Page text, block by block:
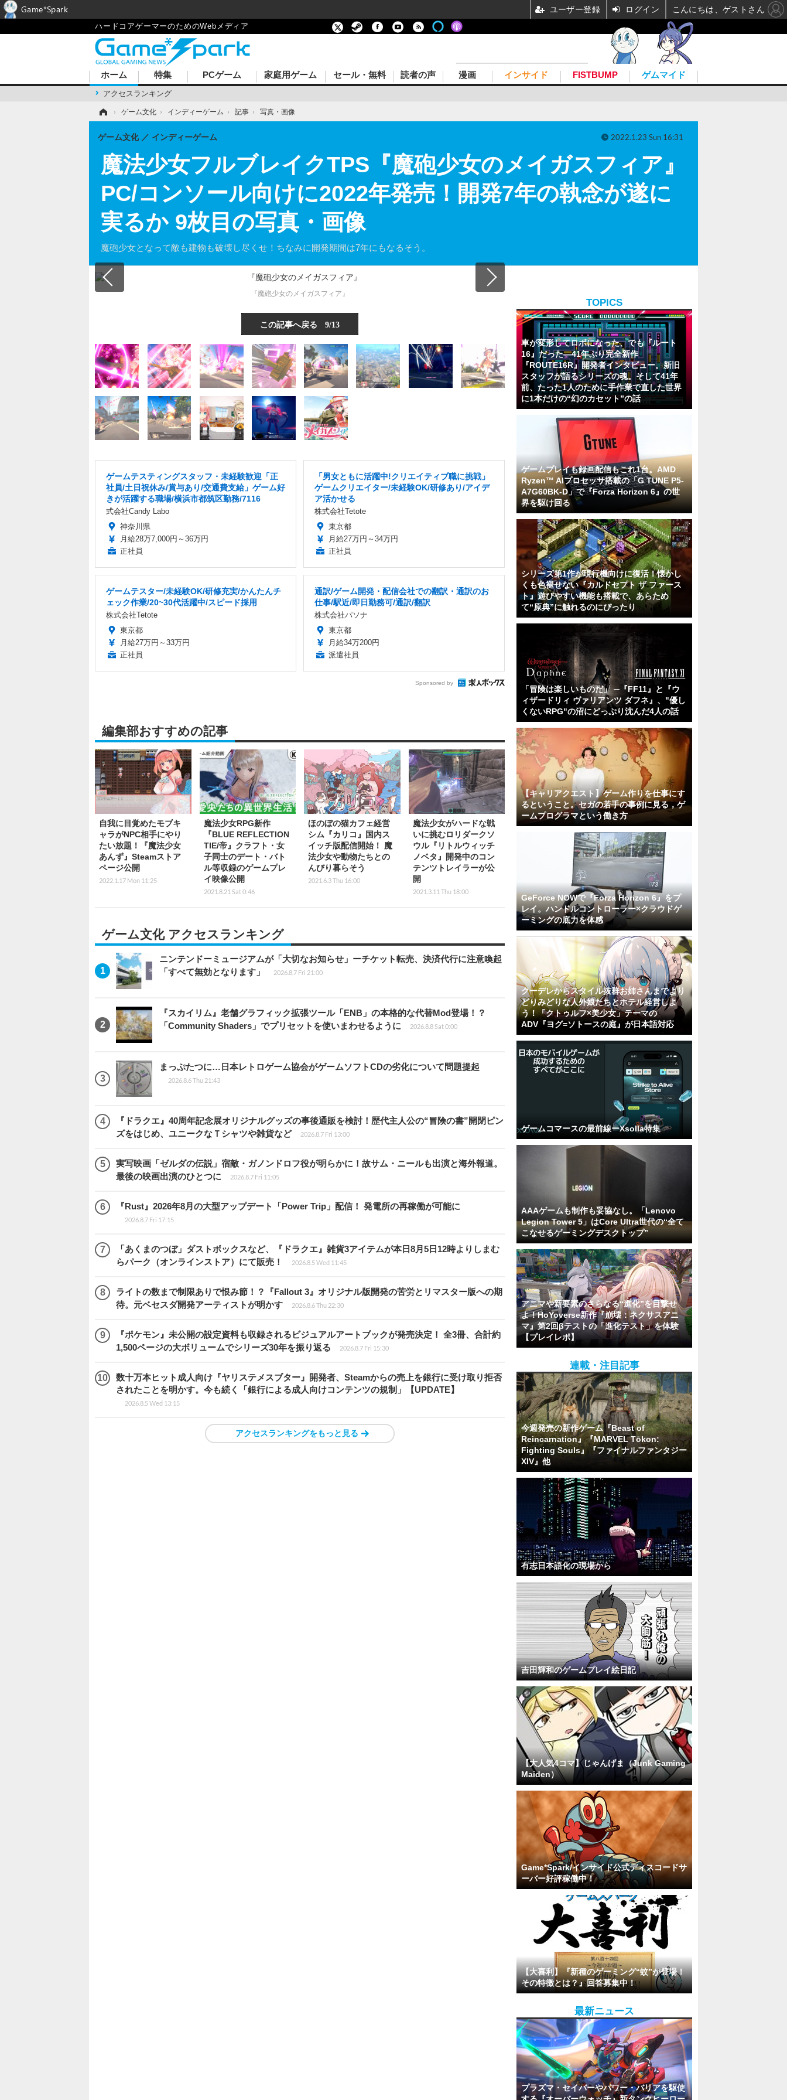
ハードコアゲーマーのためのWebメディア
ホーム
アクセスランキング
特集 PCゲーム 家庭用ゲーム セール・無料 読者の声 漫画 インサイド FISTBUMP ゲムマイド
› ゲーム文化 › インディーゲーム › 記事 › 写真・画像
魔法少女フルブレイクTPS『魔砲少女のメイガスフィア』
PC/コンソール向けに2022年発売！開発7年の執念が遂に
実るか 9枚目の写真・画像
魔砲少女となって敵も建物も破壊し尽くせ！ちなみに開発期間は7年にもなるそう。
ゲーム文化 インディーゲーム 2022.1.23 Sun 16:31
『魔砲少女のメイガスフィア』
この記事へ戻る 9/13
ゲームテスティングスタッフ・未経験歓迎「正
社員/土日祝休み/賞与あり/交通費支給」ゲーム好
きが活躍する職場/横浜市都筑区勤務/7116
式会社Candy Labo
神奈川県
月給28万7,000円～36万円
正社員
「男女ともに活躍中!クリエイティブ職に挑戦」
ゲームクリエイター/未経験OK/研修あり/アイデ
ア活かせる
株式会社Tetote
東京都
月給27万円～34万円
正社員
ゲームテスター/未経験OK/研修充実/かんたんチ
ェック作業/20~30代活躍中/スピード採用
株式会社Tetote
東京都
月給27万円～33万円
正社員
通訳/ゲーム開発・配信会社での翻訳・通訳のお
仕事/駅近/即日勤務可/通訳/翻訳
株式会社パソナ
東京都
月給34万200円
派遣社員
Sponsored by
編集部おすすめの記事
自我に目覚めたモブキ
ャラがNPC相手にやり
たい放題！『魔法少女
あんず』Steamストア
ページ公開
2022.1.17 Mon 11:25
魔法少女RPG新作
『BLUE REFLECTION
TIE/帝』クラフト・女
子同士のデート・バト
ル等収録のゲームプレ
イ映像公開
2021.8.21 Sat 0:46
ほのぼの猫カフェ経営
シム『カリコ』国内ス
イッチ版配信開始！ 魔
法少女や動物たちとの
んびり暮らそう
2021.6.3 Thu 16:00
魔法少女がハードな戦
いに挑むロリダークソ
ウル『リトルウィッチ
ノベタ』開発中のコン
テンツトレイラーが公
開
2021.3.11 Thu 18:00
ゲーム文化 アクセスランキング
ニンテンドーミュージアムが「大切なお知らせ」ーチケット転売、決済代行に注意喚起
「すべて無効となります」
2026.8.7 Fri 21:00
『スカイリム』老舗グラフィック拡張ツール「ENB」の本格的な代替Mod登場！？
「Community Shaders」でプリセットを使いまわせるように
2026.8.8 Sat 0:00
まっぷたつに…日本レトロゲーム協会がゲームソフトCDの劣化について問題提起
2026.8.6 Thu 21:43
『ドラクエ』40周年記念展オリジナルグッズの事後通販を検討！歴代主人公の“冒険の書”開閉ピン
ズをはじめ、ユニークなＴシャツや雑貨など
2026.8.7 Fri 13:00
実写映画「ゼルダの伝説」宿敵・ガノンドロフ役が明らかに！故サム・ニールも出演と海外報道。
最後の映画出演のひとつに
2026.8.7 Fri 11:05
『Rust』2026年8月の大型アップデート「Power Trip」配信！ 発電所の再稼働が可能に
2026.8.7 Fri 17:15
「あくまのつぼ」ダストボックスなど、『ドラクエ』雑貨3アイテムが本日8月5日12時よりしまむ
らパーク（オンラインストア）にて販売！
2026.8.5 Wed 11:45
ライトの数まで制限ありで恨み節！？『Fallout 3』オリジナル版開発の苦労とリマスター版への期
待。元ベセスダ開発アーティストが明かす
2026.8.6 Thu 22:30
『ポケモン』未公開の設定資料も収録されるビジュアルアートブックが発売決定！ 全3冊、合計約
1,500ページの大ボリュームでシリーズ30年を振り返る
2026.8.7 Fri 15:30
数十万本ヒット成人向け『ヤリステメスブター』開発者、Steamからの売上を銀行に受け取り拒否
されたことを明かす。今も続く「銀行による成人向けコンテンツの規制」【UPDATE】
2026.8.5 Wed 13:15
アクセスランキングをもっと見る
TOPICS
車が変形してロボになった、でも『ルート
16』だった―41年ぶり完全新作
『ROUTE16R』開発者インタビュー。新旧
スタッフが語るシリーズの魂。そして41年
前、たった1人のために手作業で直した世界
に1本だけの“幻のカセット”の話
ゲームプレイも録画配信もこれ1台。AMD
Ryzen™ AIプロセッサ搭載の「G TUNE P5-
A7G60BK-D」で『Forza Horizon 6』の世
界を駆け回る
シリーズ第1作が現行機向けに復活！懐かし
くも色褪せない『カルドセプト ザ ファース
ト』遊びやすい機能も搭載で、あらため
て“原典”に触れるのにぴったり
「冒険は楽しいものだ」 ─『FF11』と『ウ
ィザードリィ ヴァリアンツ ダフネ』、"優し
くないRPG"の沼にどっぷり沈んだ4人の話
【キャリアクエスト】ゲーム作りを仕事にす
るということ。セガの若手の事例に見る，ゲ
ームプログラマという働き方
GeForce NOWで『Forza Horizon 6』をプ
レイ。ハンドルコントローラー×クラウドゲ
ーミングの底力を体感
クーデレからスタイル抜群お姉さんまでより
どりみどりな人外娘たちとホテル経営しよ
う！「クトゥルフ×美少女」テーマの
ADV『ヨグ=ソトースの庭』が日本語対応
ゲームコマースの最前線ーXsolla特集
AAAゲームも制作も妥協なし。「Lenovo
Legion Tower 5」はCore Ultra世代の“全て
こなせるゲーミングデスクトップ”
アニマや新要素のさらなる“進化”を目撃せ
よ！HoYoverse新作『崩壊：ネクサスアニ
マ』第2回βテストの「進化テスト」を体験
【プレイレポ】
連載・注目記事
今週発売の新作ゲーム『Beast of
Reincarnation』『MARVEL Tōkon:
Fighting Souls』『ファイナルファンタジー
XIV』他
有志日本語化の現場から
吉田輝和のゲームプレイ絵日記
【大人気4コマ】じゃんげま（Junk Gaming
Maiden）
Game*Spark/インサイド公式ディスコードサ
ーバー好評稼働中！
【大喜利】『新種のゲーミング“蚊”が登場！
その特徴とは？』回答募集中！
最新ニュース
プラズマ・セイバーやパワー・バリアを駆使
Game*Spark ユーザー登録 ログイン こんにちは、ゲストさん